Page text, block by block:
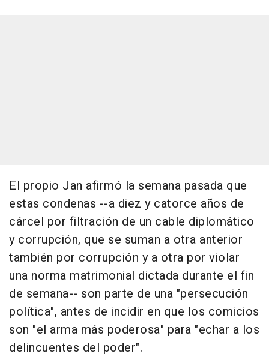
El propio Jan afirmó la semana pasada que
estas condenas --a diez y catorce años de
cárcel por filtración de un cable diplomático
y corrupción, que se suman a otra anterior
también por corrupción y a otra por violar
una norma matrimonial dictada durante el fin
de semana-- son parte de una "persecución
política", antes de incidir en que los comicios
son "el arma más poderosa" para "echar a los
delincuentes del poder".